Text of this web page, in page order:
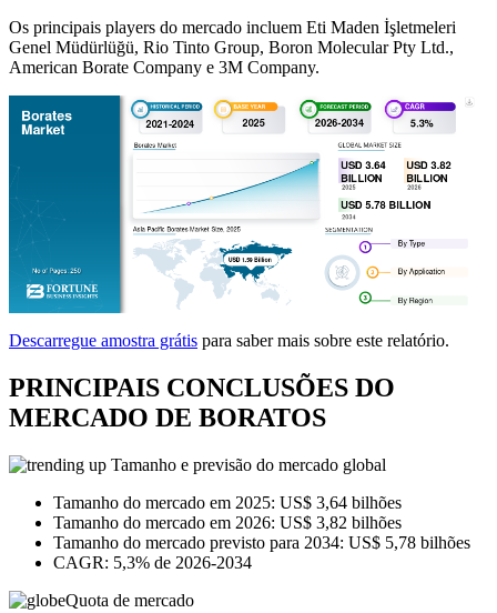
Os principais players do mercado incluem Eti Maden İşletmeleri
Genel Müdürlüğü, Rio Tinto Group, Boron Molecular Pty Ltd.,
American Borate Company e 3M Company.
Descarregue amostra grátis para saber mais sobre este relatório.
PRINCIPAIS CONCLUSÕES DO
MERCADO DE BORATOS
Tamanho e previsão do mercado global
Tamanho do mercado em 2025: US$ 3,64 bilhões
Tamanho do mercado em 2026: US$ 3,82 bilhões
Tamanho do mercado previsto para 2034: US$ 5,78 bilhões
CAGR: 5,3% de 2026-2034
Quota de mercado